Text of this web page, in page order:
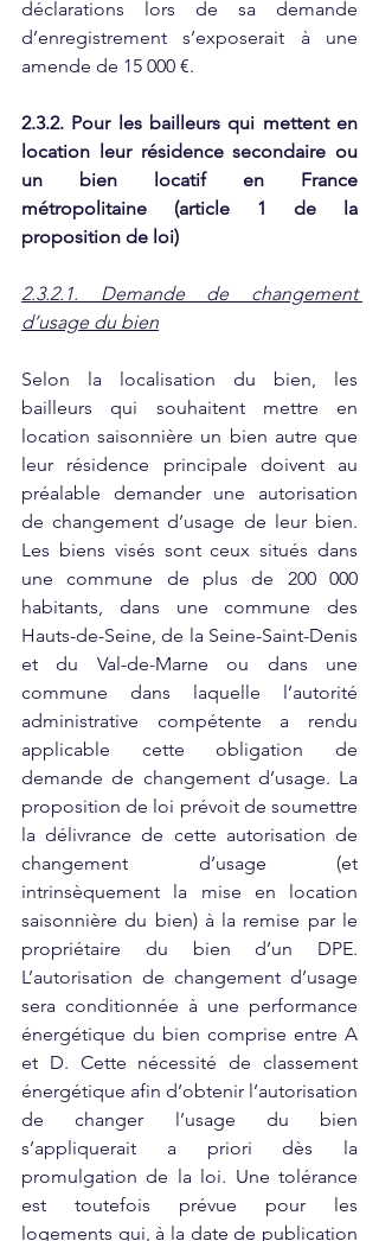
déclarations lors de sa demande
d’enregistrement s’exposerait à une
amende de 15 000 €.
2.3.2. Pour les bailleurs qui mettent en
location leur résidence secondaire ou
un bien locatif en France
métropolitaine (article 1 de la
proposition de loi)
2.3.2.1. Demande de changement
d’usage du bien
Selon la localisation du bien, les
bailleurs qui souhaitent mettre en
location saisonnière un bien autre que
leur résidence principale doivent au
préalable demander une autorisation
de changement d’usage de leur bien.
Les biens visés sont ceux situés dans
une commune de plus de 200 000
habitants, dans une commune des
Hauts-de-Seine, de la Seine-Saint-Denis
et du Val-de-Marne ou dans une
commune dans laquelle l’autorité
administrative compétente a rendu
applicable cette obligation de
demande de changement d’usage. La
proposition de loi prévoit de soumettre
la délivrance de cette autorisation de
changement d’usage (et
intrinsèquement la mise en location
saisonnière du bien) à la remise par le
propriétaire du bien d’un DPE.
L’autorisation de changement d’usage
sera conditionnée à une performance
énergétique du bien comprise entre A
et D. Cette nécessité de classement
énergétique afin d’obtenir l’autorisation
de changer l’usage du bien
s’appliquerait a priori dès la
promulgation de la loi. Une tolérance
est toutefois prévue pour les
logements qui, à la date de publication